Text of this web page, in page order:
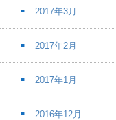
2017年3月
2017年2月
2017年1月
2016年12月